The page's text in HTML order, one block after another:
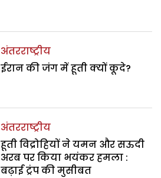
अंतरराष्ट्रीय
ईरान की जंग में हूती क्यों कूदे?
अंतरराष्ट्रीय
हूती विद्रोहियों ने यमन और सऊदी
अरब पर किया भयंकर हमला :
बढ़ाई ट्रंप की मुसीबत